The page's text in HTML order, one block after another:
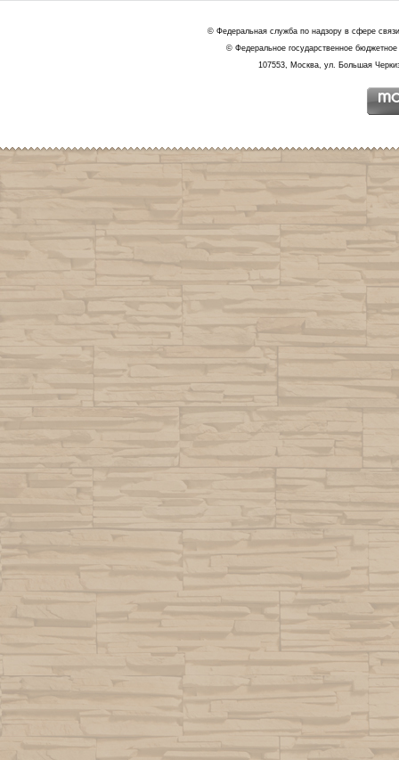
© Федеральная служба по надзору в сфере
© Федеральное государственное
107553, Москва, ул. Большая